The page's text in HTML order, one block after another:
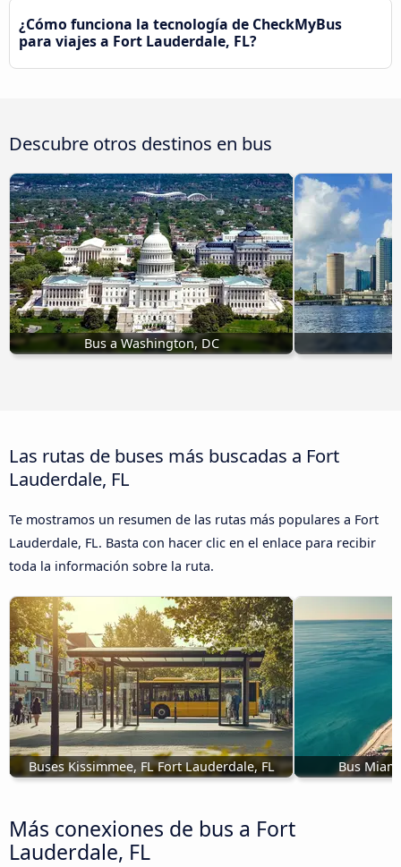
¿Cómo funciona la tecnología de CheckMyBus
para viajes a Fort Lauderdale, FL?
Descubre otros destinos en bus
Bus a Washington, DC
Las rutas de buses más buscadas a Fort
Lauderdale, FL
Te mostramos un resumen de las rutas más populares a Fort
Lauderdale, FL. Basta con hacer clic en el enlace para recibir
toda la información sobre la ruta.
Buses Kissimmee, FL Fort Lauderdale, FL Bus
Más conexiones de bus a Fort
Lauderdale, FL